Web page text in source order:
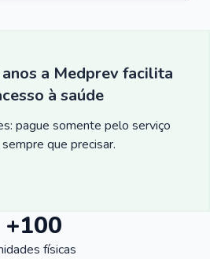
a Medprev facilita
à saúde
pague somente pelo serviço
que precisar.
+100
físicas